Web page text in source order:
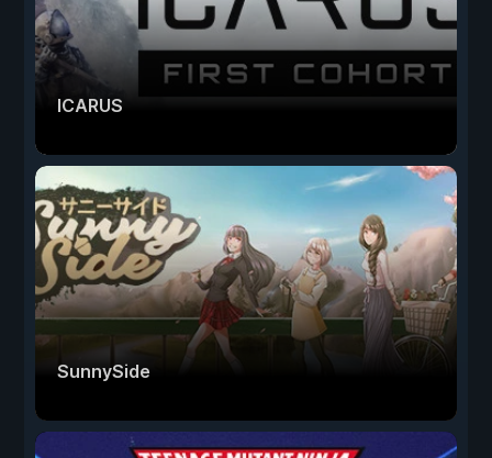
ICARUS
SunnySide